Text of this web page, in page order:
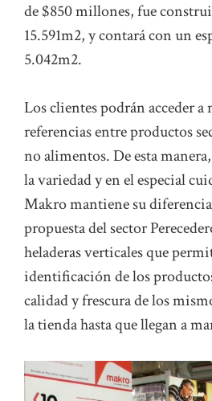
de $850 millones, fue
15.591m2, y contará con un
5.042m2.
Los clientes podrán acceder a
referencias entre productos
no alimentos. De esta
la variedad y en el especial
Makro mantiene su
propuesta del sector
heladeras verticales que
identificación de los
calidad y frescura de los
la tienda hasta que llegan a